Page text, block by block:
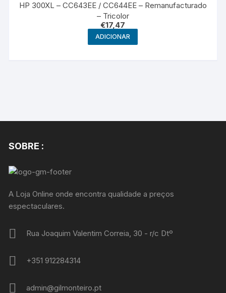
HP 300XL – CC643EE / CC644EE – Remanufacturado
– Tricolor
€17,47
ADICIONAR
SOBRE :
A Loja Online onde encontra qualidade a preços
espectaculares.
Rua Joaquim Valentim Correia, 30 - r/c Dtº
+351 912284314
admin@gilmonteiro.pt